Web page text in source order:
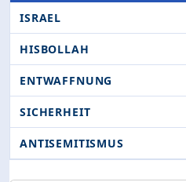
ISRAEL
HISBOLLAH
ENTWAFFNUNG
SICHERHEIT
ANTISEMITISMUS